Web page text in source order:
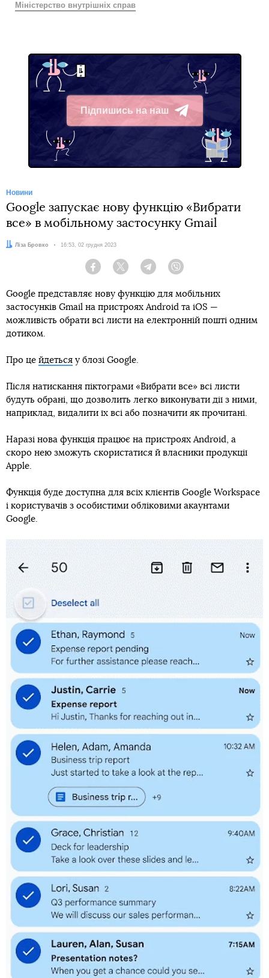
Міністерство внутрішніх справ
Підпишись на наш
Telegram
Новини
Google запускає нову функцію «Вибрати
все» в мобільному застосунку Gmail
Автор:
Ліза Бровко Дата:
16:53, 02 грудня 2023
Facebook Twitter Telegram
Google представляє нову функцію для мобільних
застосунків Gmail на пристроях Android та iOS —
можливість обрати всі листи на електронній пошті одним
дотиком.
Про це йдеться у блозі Google.
Після натискання піктограми «Вибрати все» всі листи
будуть обрані, що дозволить легко виконувати дії з ними,
наприклад, видалити їх всі або позначити як прочитані.
Наразі нова функція працює на пристроях Android, а
скоро нею зможуть скористатися й власники продукції
Apple.
Функція буде доступна для всіх клієнтів Google Workspace
і користувачів з особистими обліковими акаунтами
Google.